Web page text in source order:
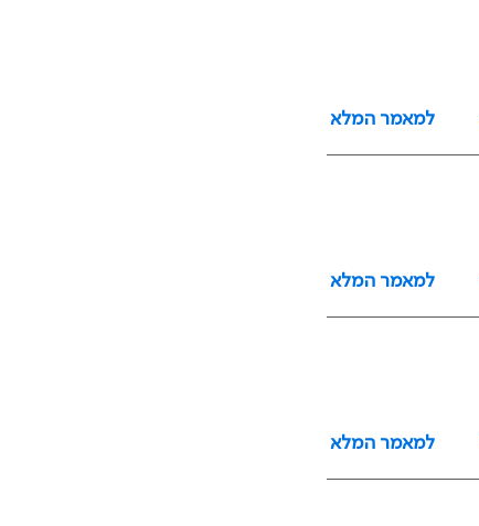
למאמר המלא
למאמר המלא
למאמר המלא